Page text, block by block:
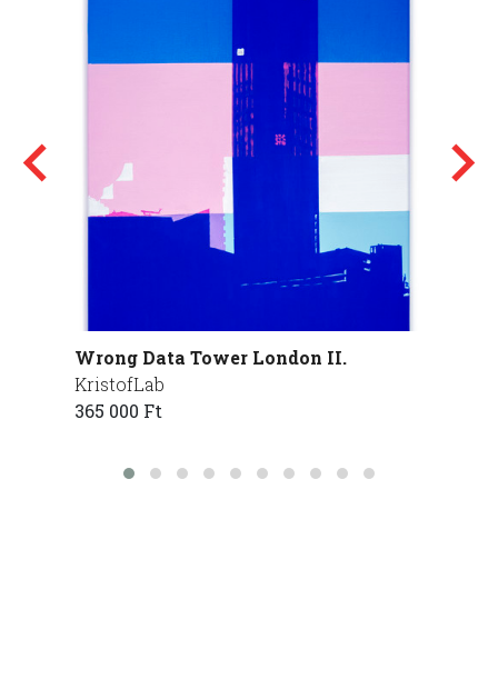
Wrong Data Tower London II.
KristofLab
365 000 Ft